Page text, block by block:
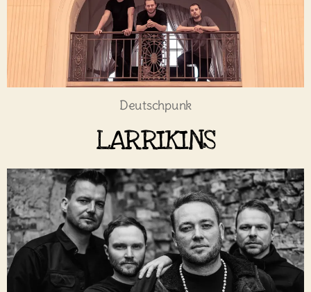
Deutschpunk
LARRIKINS